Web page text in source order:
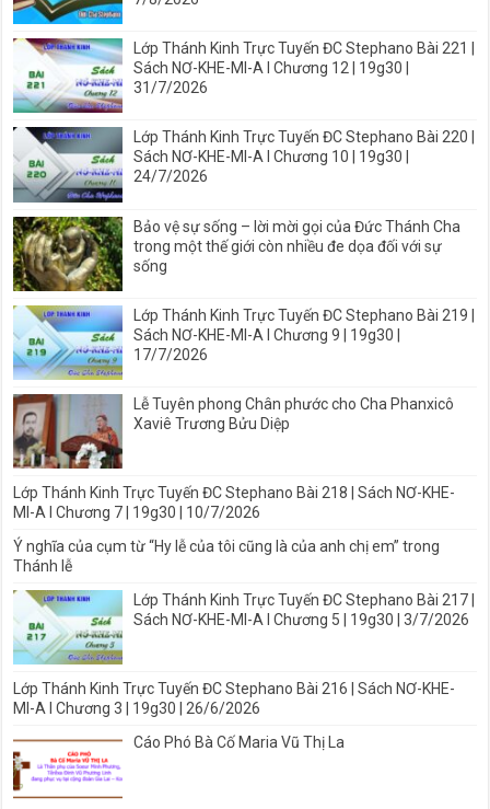
Lớp Thánh Kinh Trực Tuyến ĐC Stephano Bài 221 |
Sách NƠ-KHE-MI-A I Chương 12 | 19g30 |
31/7/2026
Lớp Thánh Kinh Trực Tuyến ĐC Stephano Bài 220 |
Sách NƠ-KHE-MI-A I Chương 10 | 19g30 |
24/7/2026
Bảo vệ sự sống – lời mời gọi của Đức Thánh Cha
trong một thế giới còn nhiều đe dọa đối với sự
sống
Lớp Thánh Kinh Trực Tuyến ĐC Stephano Bài 219 |
Sách NƠ-KHE-MI-A I Chương 9 | 19g30 |
17/7/2026
Lễ Tuyên phong Chân phước cho Cha Phanxicô
Xaviê Trương Bửu Diệp
Lớp Thánh Kinh Trực Tuyến ĐC Stephano Bài 218 | Sách NƠ-KHE-
MI-A I Chương 7 | 19g30 | 10/7/2026
Ý nghĩa của cụm từ “Hy lễ của tôi cũng là của anh chị em” trong
Thánh lễ
Lớp Thánh Kinh Trực Tuyến ĐC Stephano Bài 217 |
Sách NƠ-KHE-MI-A I Chương 5 | 19g30 | 3/7/2026
Lớp Thánh Kinh Trực Tuyến ĐC Stephano Bài 216 | Sách NƠ-KHE-
MI-A I Chương 3 | 19g30 | 26/6/2026
Cáo Phó Bà Cố Maria Vũ Thị La